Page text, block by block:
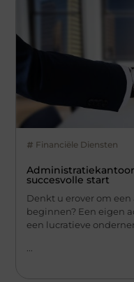
Financiële Diensten
succesvolle start
Denkt u erover om
beginnen? Een eigen
een lucratieve